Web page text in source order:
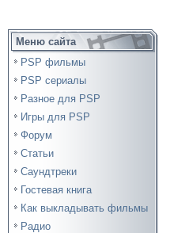
Меню сайта
PSP фильмы
PSP сериалы
Разное для PSP
Игры для PSP
Форум
Статьи
Саундтреки
Гостевая книга
Как выкладывать фильмы
Радио